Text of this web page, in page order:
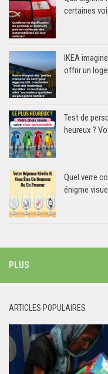
certaines
IKEA
offrir un
Test de
heureux ?
Quel verre
énigme
PLUS
ARTICLES POPULAIRES